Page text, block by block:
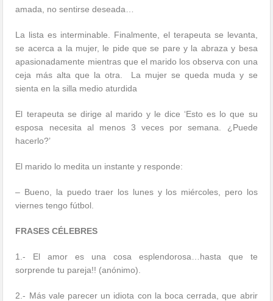
amada, no sentirse deseada…
La lista es interminable. Finalmente, el terapeuta se levanta,
se acerca a la mujer, le pide que se pare y la abraza y besa
apasionadamente mientras que el marido los observa con una
ceja más alta que la otra.
La mujer se queda muda y se
sienta en la silla medio aturdida
El terapeuta se dirige al marido y le dice ‘Esto es lo que su
esposa necesita al menos 3 veces por semana. ¿Puede
hacerlo?’
El marido lo medita un instante y responde:
– Bueno, la puedo traer los lunes y los miércoles, pero los
viernes tengo fútbol.
FRASES CÉLEBRES
1.- El amor es una cosa esplendorosa…hasta que te
sorprende tu pareja!! (anónimo).
2.- Más vale parecer un idiota con la boca cerrada, que abrir